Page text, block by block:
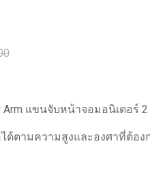
Arm แขนจับหน้าจอมอนิเตอร์
ด้ตามความสูงและองศาที่ต้อง